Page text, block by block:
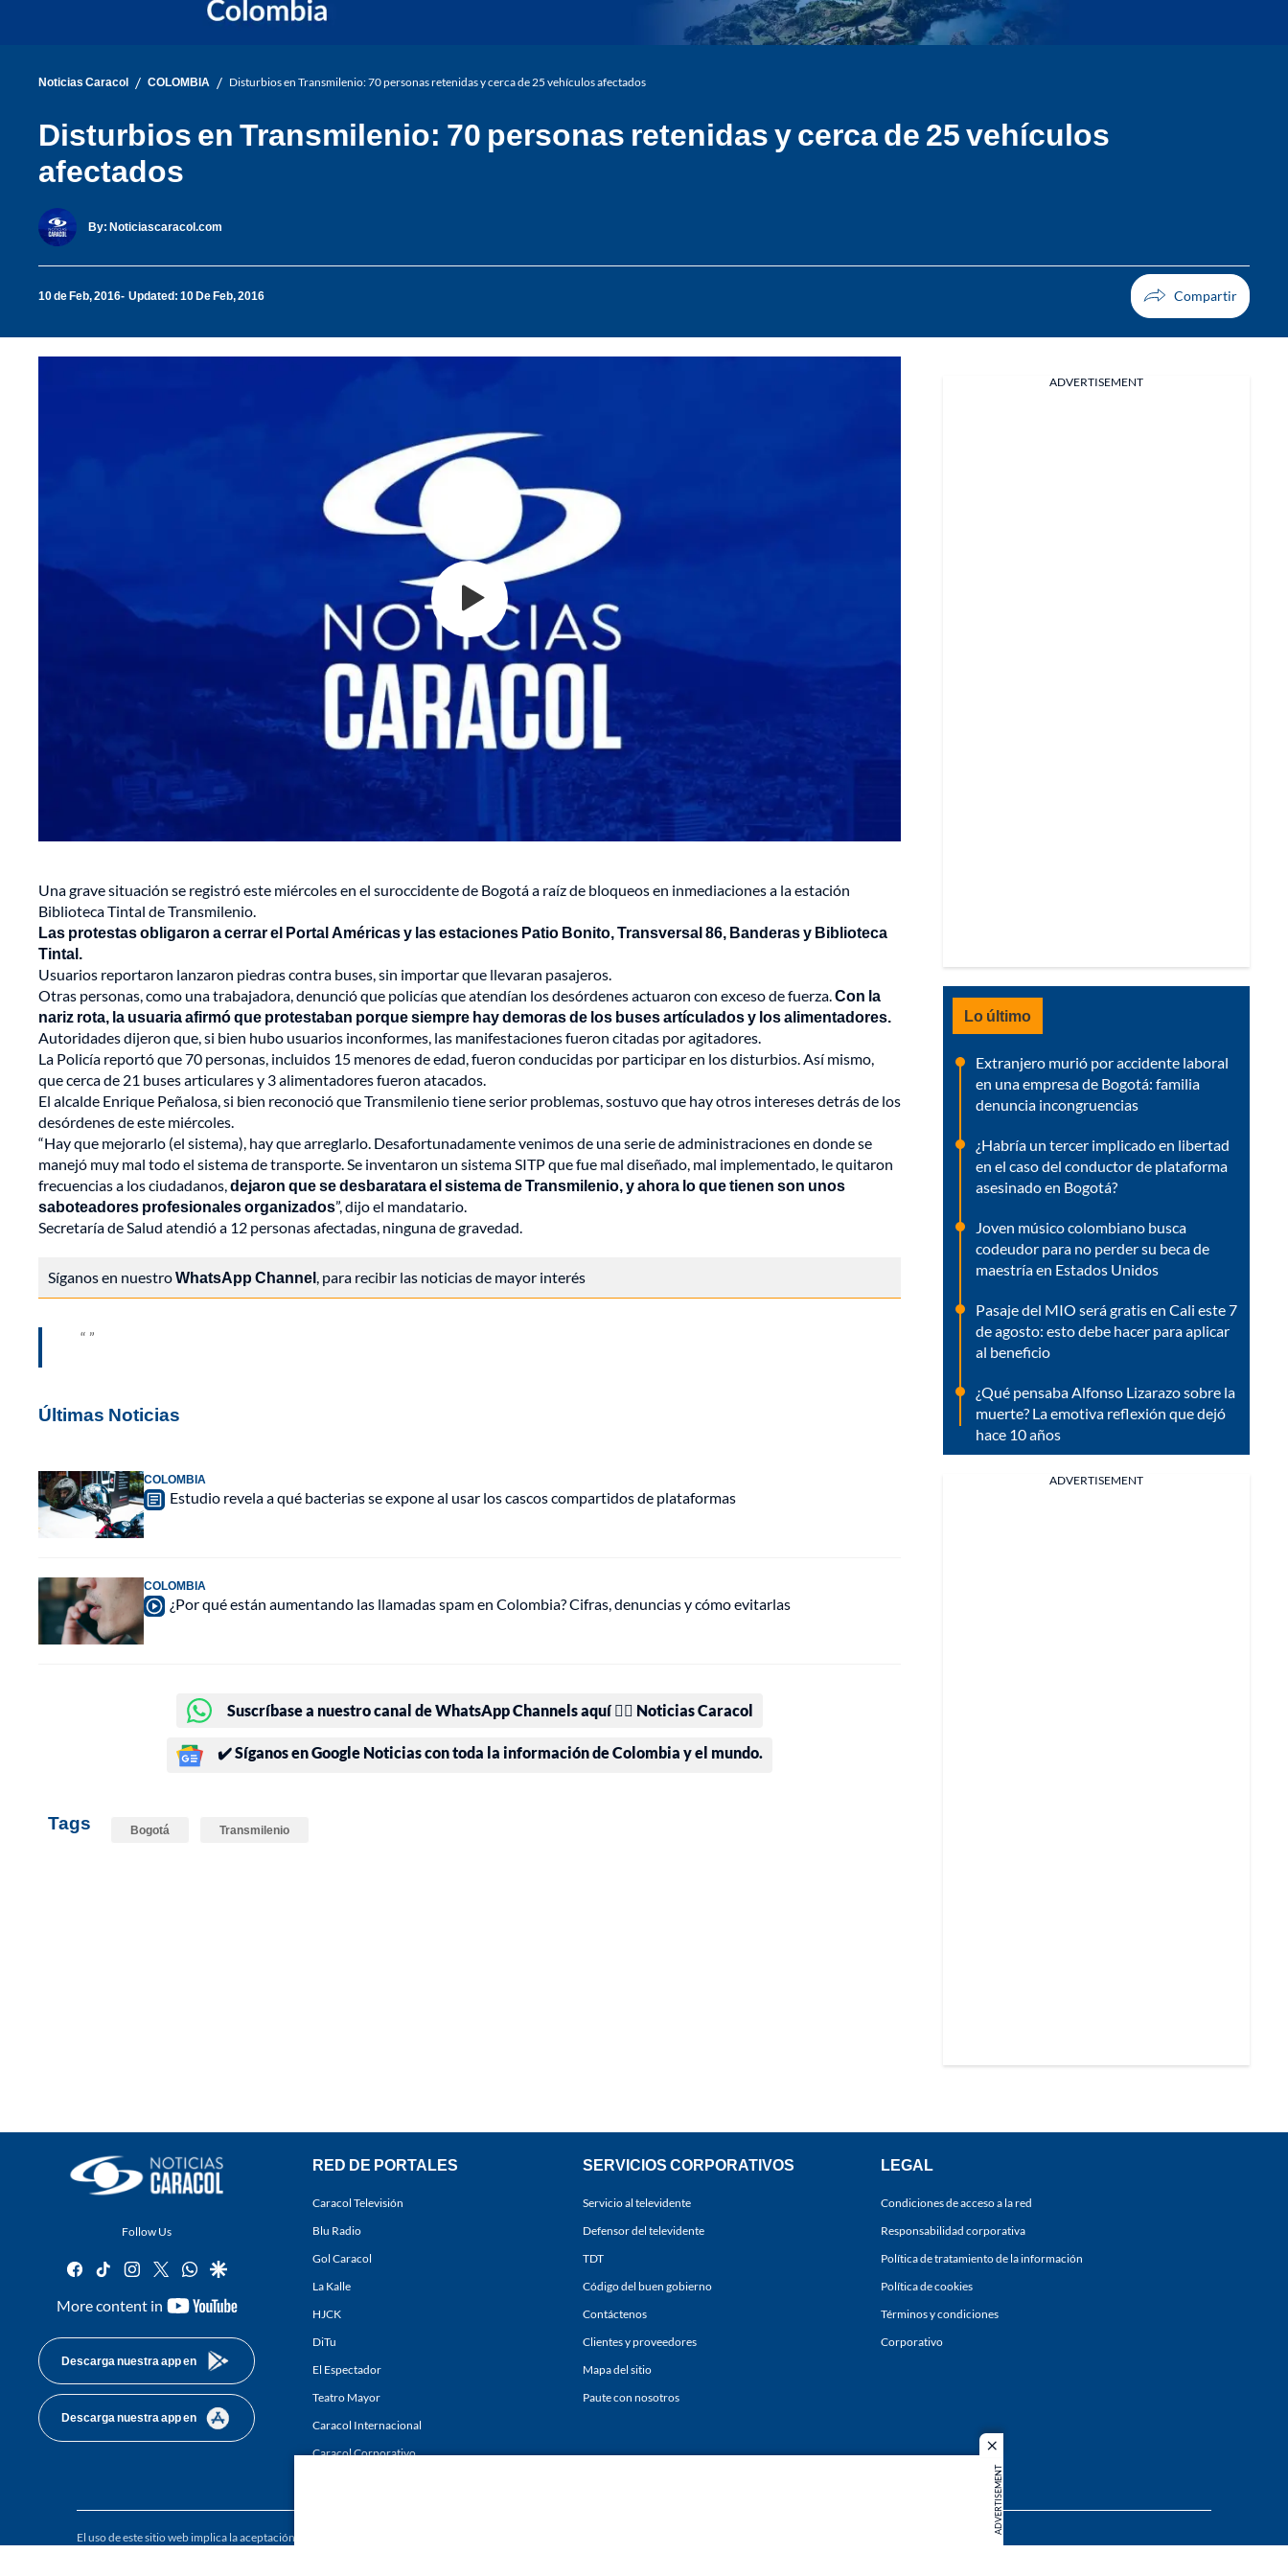
close
ADVERTISEMENT
Noticias Caracol / COLOMBIA / Disturbios en Transmilenio: 70 personas retenidas y cerca de 25 vehículos afectados
Disturbios en Transmilenio: 70 personas retenidas y cerca de 25 vehículos
afectados
By: Noticiascaracol.com
10 de Feb, 2016 Updated: 10 De Feb, 2016
Una grave situación se registró este miércoles en el suroccidente de Bogotá a raíz de bloqueos en inmediaciones a la estación
Biblioteca Tintal de Transmilenio.
Las protestas obligaron a cerrar el Portal Américas y las estaciones Patio Bonito, Transversal 86, Banderas y Biblioteca
Tintal.
Usuarios reportaron lanzaron piedras contra buses, sin importar que llevaran pasajeros.
Otras personas, como una trabajadora, denunció que policías que atendían los desórdenes actuaron con exceso de fuerza.Con la
nariz rota, la usuaria afirmó que protestaban porque siempre hay demoras de los buses artículados y los alimentadores.
Autoridades dijeron que, si bien hubo usuarios inconformes, las manifestaciones fueron citadas por agitadores.
La Policía reportó que 70 personas, incluidos 15 menores de edad, fueron conducidas por participar en los disturbios. Así mismo,
que cerca de 21 buses articulares y 3 alimentadores fueron atacados.
El alcalde Enrique Peñalosa, si bien reconoció que Transmilenio tiene serior problemas, sostuvo que hay otros intereses detrás de los
desórdenes de este miércoles.
“Hay que mejorarlo (el sistema), hay que arreglarlo. Desafortunadamente venimos de una serie de administraciones en donde se
manejó muy mal todo el sistema de transporte. Se inventaron un sistema SITP que fue mal diseñado, mal implementado, le quitaron
frecuencias a los ciudadanos,dejaron que se desbaratara el sistema de Transmilenio, y ahora lo que tienen son unos
saboteadores profesionales organizados”, dijo el mandatario.
Secretaría de Salud atendió a 12 personas afectadas, ninguna de gravedad.
Síganos en nuestroWhatsApp Channel, para recibir las noticias de mayor interés
Últimas Noticias
COLOMBIA
Estudio revela a qué bacterias se expone al usar los cascos compartidos de plataformas
COLOMBIA
¿Por qué están aumentando las llamadas spam en Colombia? Cifras, denuncias y cómo evitarlas
Suscríbase a nuestro canal de WhatsApp Channels aquí 👉🏻 Noticias Caracol
✔️ Síganos en Google Noticias con toda la información de Colombia y el mundo.
Tags Bogotá Transmilenio
ADVERTISEMENT
Lo último
Extranjero murió por accidente laboral
en una empresa de Bogotá: familia
denuncia incongruencias
¿Habría un tercer implicado en libertad
en el caso del conductor de plataforma
asesinado en Bogotá?
Joven músico colombiano busca
codeudor para no perder su beca de
maestría en Estados Unidos
Pasaje del MIO será gratis en Cali este 7
de agosto: esto debe hacer para aplicar
al beneficio
¿Qué pensaba Alfonso Lizarazo sobre la
muerte? La emotiva reflexión que dejó
hace 10 años
ADVERTISEMENT
Follow Us
facebook
tiktok instagram
twitterwhatsapp
google
More content in
youtube-
Descarga nuestra app en
Descarga nuestra app en
RED DE PORTALES
Caracol Televisión
Blu Radio
Gol Caracol
La Kalle
HJCK
DiTu
El Espectador
Teatro Mayor
Caracol Internacional
Caracol Corporativo
SERVICIOS CORPORATIVOS
Servicio al televidente
Defensor del televidente
TDT
Código del buen gobierno
Contáctenos
Clientes y proveedores
Mapa del sitio
Paute con nosotros
LEGAL
Condiciones de acceso a la red
Responsabilidad corporativa
Política de tratamiento de la información
Política de cookies
Términos y condiciones
Corporativo
El uso de este sitio web implica la aceptación de los